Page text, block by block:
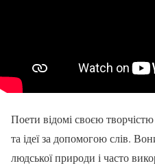
Поети відомі своєю
та ідеї за допомогою слів.
людської природи і часто